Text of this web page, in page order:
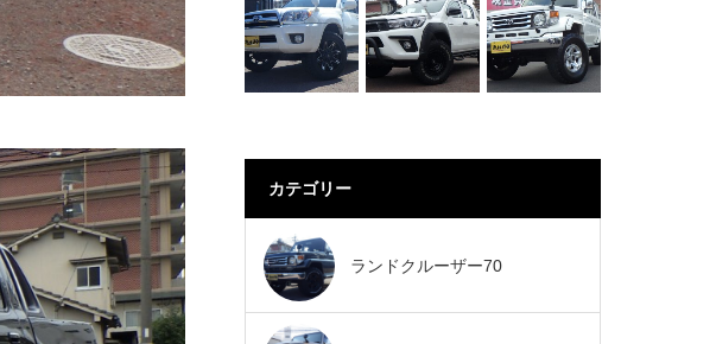
カテゴリー
ランドクルーザー70